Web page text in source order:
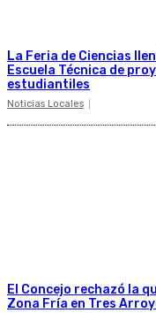
La Feria de Ciencias
Escuela Técnica de
estudiantiles
Noticias Locales
El Concejo rechazó la
Zona Fría en Tres